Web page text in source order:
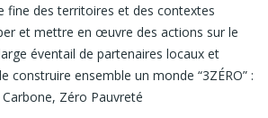
fine des territoires et des contextes
et mettre en œuvre des actions sur le
éventail de partenaires locaux et
construire ensemble un monde “3ZÉRO” :
Zéro Pauvreté